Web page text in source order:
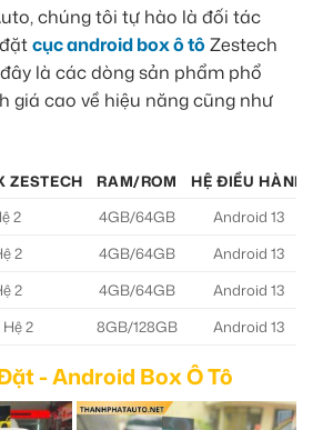
chúng tôi tự hào là đối tác
cục android box ô tôZestech
là các dòng sản phẩm phổ
giá cao về hiệu năng cũng như
ZESTECH RAM/ROM
HỆ ĐIỀU HÀNH
2
4GB/64GB
Android 13
2
4GB/64GB Android 13
2
4GB/64GB
Android 13
2
8GB/128GB Android 13
- Android Box Ô Tô